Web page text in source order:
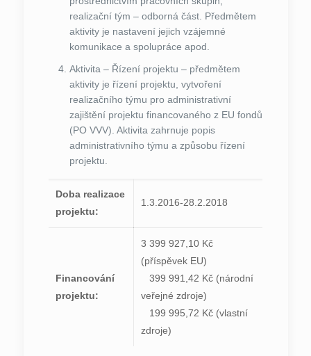
realizační tým – odborná část. Předmětem
aktivity je nastavení jejich vzájemné
komunikace a spolupráce apod.
Aktivita – Řízení projektu – předmětem
aktivity je řízení projektu, vytvoření
realizačního týmu pro administrativní
zajištění projektu financovaného z EU fondů
(PO VVV). Aktivita zahrnuje popis
administrativního týmu a způsobu řízení
projektu.
Doba realizace
projektu:
1.3.2016-28.2.2018
Financování
projektu:
3 399 927,10 Kč
(příspěvek EU)
399 991,42 Kč (národní
veřejné zdroje)
199 995,72 Kč (vlastní
zdroje)